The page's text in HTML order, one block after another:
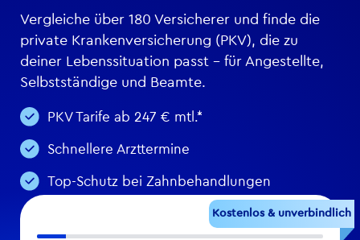
Vergleiche über 180 Versicherer und finde die
private Kranken­versicherung (PKV), die zu
deiner Lebenssituation passt – für Angestellte,
Selbstständige und Beamte.
PKV Tarife ab 247 € mtl.*
Schnellere Arzttermine
Top-Schutz bei Zahnbehandlungen
Kostenlos & unverbindlich